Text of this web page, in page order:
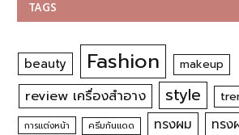
TAGS
beauty Fashion makeup
review เครื่องสำอาง style
การแต่งหน้า ครีมกันแดด ทรงผม ทรง